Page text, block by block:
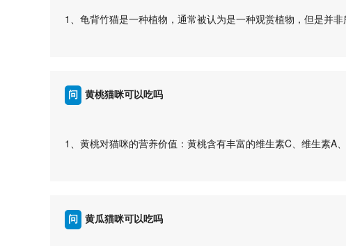
4、在给猫咪添加冻干食品时，也要注意控制食用量，避免过量
冻干食品可以适量给猫咪食用，但不能作为其主要食物，选择
1、龟背竹猫是一种植物，通常被认为是一种观赏植物，但是并
胃造成刺激。
4、如果发现龟背竹猫被猫咪误食，应该密切观察猫咪的情况，
龟背竹猫对猫咪通常来说是安全的，但是作为宠物主人，需要时
问 黄桃猫咪可以吃吗
1、黄桃对猫咪的营养价值：黄桃含有丰富的维生素C、维生素A
3、黄桃的处理方式：给猫咪食用黄桃时，要确保去除核，切成小
4、黄桃的新鲜度：选择新鲜成熟的黄桃给猫咪食用，避免过熟或
问 黄瓜猫咪可以吃吗